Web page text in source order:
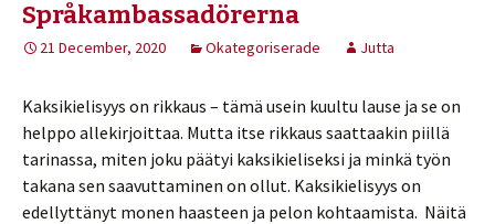
Språkambassadörerna
21 December, 2020 Okategoriserade Jutta
Kaksikielisyys on rikkaus – tämä usein kuultu lause ja se on
helppo allekirjoittaa. Mutta itse rikkaus saattaakin piillä
tarinassa, miten joku päätyi kaksikieliseksi ja minkä työn
takana sen saavuttaminen on ollut. Kaksikielisyys on
edellyttänyt monen haasteen ja pelon kohtaamista. Näitä